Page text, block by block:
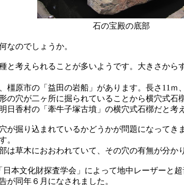
石の宝殿の底部
なのでしょうか。
と考えられることが多いようです。大きさか
原市の「益田の岩船」があります。長さ11ｍ
の穴が二ヶ所に掘られていることから横穴式石
香村の「牽牛子塚古墳」の横穴式石槨だと考
が掘り込まれているかどうかが問題になってき
。
草木におおわれていて、その穴の有無が分か
本文化財探査学会」によって地中レーザーと
が同年６月になされました。